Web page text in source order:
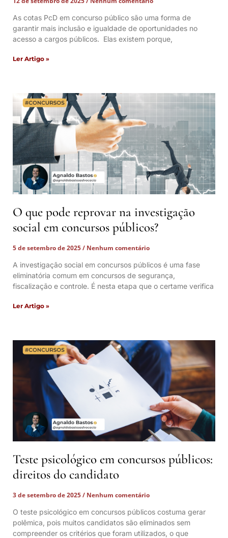
As cotas PcD em concurso público são uma forma de
garantir mais inclusão e igualdade de oportunidades no
acesso a cargos públicos. Elas existem porque,
Ler Artigo »
O que pode reprovar na investigação
social em concursos públicos?
5 de setembro de 2025
Nenhum comentário
A investigação social em concursos públicos é uma fase
eliminatória comum em concursos de segurança,
fiscalização e controle. É nesta etapa que o certame verifica
Ler Artigo »
Teste psicológico em concursos públicos:
direitos do candidato
3 de setembro de 2025
Nenhum comentário
O teste psicológico em concursos públicos costuma gerar
polêmica, pois muitos candidatos são eliminados sem
compreender os critérios que foram utilizados, o que